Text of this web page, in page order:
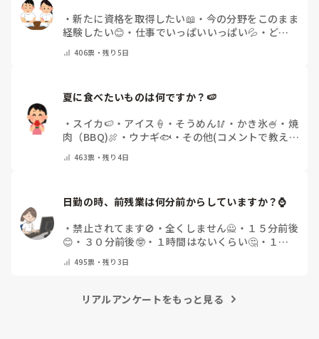
・新たに資格を取得したい📖 ・ 今の分野をこのまま
経験したい😊 ・ 仕事でいっぱいいっぱい💦 ・ どん
教えてください）
406票・残り5日
夏に食べたいものは何ですか？🍉
・ スイカ🍉 ・ アイス🍦 ・ そうめん🥢 ・ かき氷🍧 ・ 焼
肉（BBQ)🍖 ・ ウナギ🐟 ・ その他(コメントで教え
463票・残り4日
日勤の時、前残業は何分前からしていますか？⌚
・禁止されてます🚫 ・ 全くしません🙅 ・ １５分前後
😊 ・ ３０分前後🤓 ・ １時間はないくらい🤔 ・ １時
495票・残り3日
リアルアンケートをもっと見る